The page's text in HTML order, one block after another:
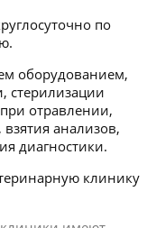
по
оборудованием,
стерилизации
отравлении,
анализов,
диагностики.
клинику